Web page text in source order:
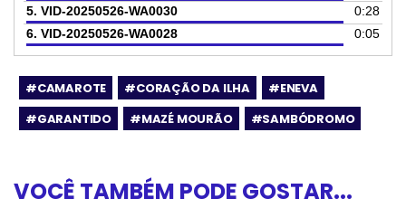
5. VID-20250526-WA0030
0:28
6. VID-20250526-WA0028 0:05
#CAMAROTE #CORAÇÃO DA ILHA
#ENEVA
#GARANTIDO
#MAZÉ MOURÃO #SAMBÓDROMO
VOCÊ TAMBÉM PODE GOSTAR...